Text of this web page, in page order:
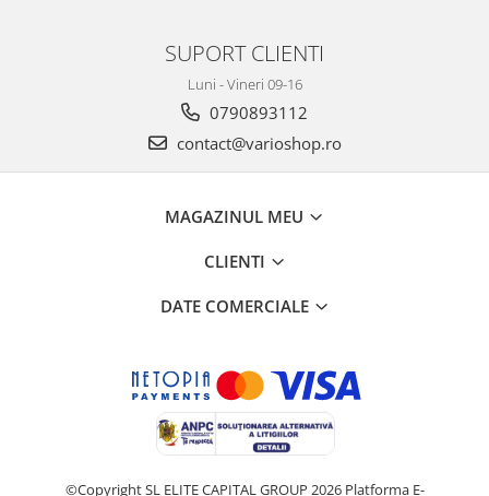
SUPORT CLIENTI
Luni - Vineri 09-16
0790893112
contact@varioshop.ro
MAGAZINUL MEU
CLIENTI
DATE COMERCIALE
©Copyright SL ELITE CAPITAL GROUP 2026 Platforma E-